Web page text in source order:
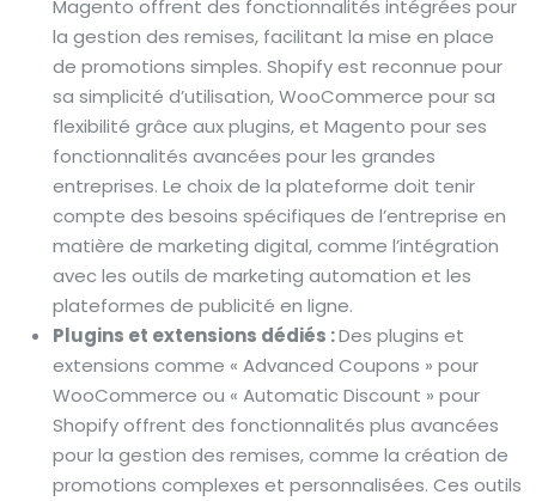
Magento offrent des fonctionnalités intégrées pour
la gestion des remises, facilitant la mise en place
de promotions simples. Shopify est reconnue pour
sa simplicité d’utilisation, WooCommerce pour sa
flexibilité grâce aux plugins, et Magento pour ses
fonctionnalités avancées pour les grandes
entreprises. Le choix de la plateforme doit tenir
compte des besoins spécifiques de l’entreprise en
matière de marketing digital, comme l’intégration
avec les outils de marketing automation et les
plateformes de publicité en ligne.
Plugins et extensions dédiés :Des plugins et
extensions comme « Advanced Coupons » pour
WooCommerce ou « Automatic Discount » pour
Shopify offrent des fonctionnalités plus avancées
pour la gestion des remises, comme la création de
promotions complexes et personnalisées. Ces outils